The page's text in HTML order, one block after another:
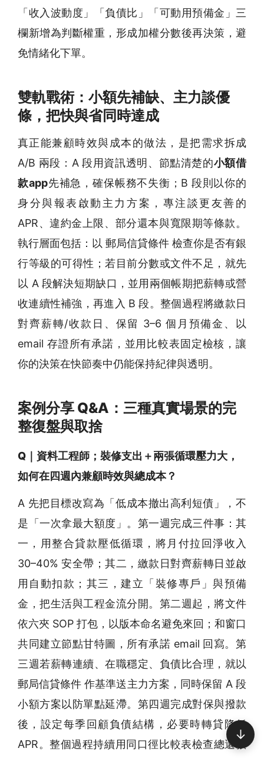
「收入波動度」「負債比」「可動用預備金」三
欄新增為判斷權重，形成加權分數後再決策，避
免情緒化下單。
雙軌戰術：小額先補缺、主力談優
條，把快與省同時達成
真正能兼顧時效與成本的做法，是把需求拆成
A/B 兩段：A 段用資訊透明、節點清楚的小額借
款app先補急，確保帳務不失衡；B 段則以你的
身分與報表啟動主力方案，專注談更友善的
APR、違約金上限、部分還本與寬限期等條款。
執行層面包括：以 郵局信貸條件 檢查你是否有銀
行等級的可得性；若目前分數或文件不足，就先
以 A 段解決短期缺口，並用兩個帳期把薪轉或營
收連續性補強，再進入 B 段。整個過程將繳款日
對齊薪轉/收款日、保留 3–6 個月預備金、以
email 存證所有承諾，並用比較表固定檢核，讓
你的決策在快節奏中仍能保持紀律與透明。
案例分享 Q&A：三種真實場景的完
整復盤與取捨
Q｜資料工程師；裝修支出＋兩張循環壓力大，
如何在四週內兼顧時效與總成本？
A 先把目標改寫為「低成本撤出高利短債」，不
是「一次拿最大額度」。第一週完成三件事：其
一，用整合貸款壓低循環，將月付拉回淨收入
30–40% 安全帶；其二，繳款日對齊薪轉日並啟
用自動扣款；其三，建立「裝修專戶」與預備
金，把生活與工程金流分開。第二週起，將文件
依六夾 SOP 打包，以版本命名避免來回；和窗口
共同建立節點甘特圖，所有承諾 email 回寫。第
三週若薪轉連續、在職穩定、負債比合理，就以
郵局信貸條件 作基準送主力方案，同時保留 A 段
小額方案以防單點延滯。第四週完成對保與撥款
後，設定每季回顧負債結構，必要時轉貸降低
APR。整個過程持續用同口徑比較表檢查總還款
↓